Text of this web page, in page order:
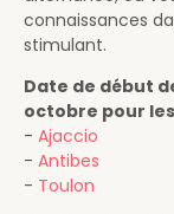
connaissances
stimulant.
Date de début
octobre pour
- Ajaccio
- Antibes
- Toulon